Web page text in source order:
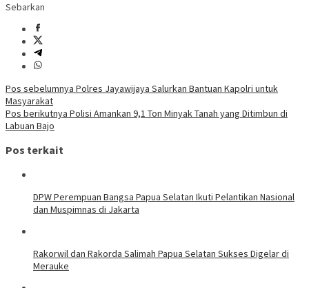
Sebarkan
Navigasi
pos
Pos sebelumnya Polres Jayawijaya Salurkan Bantuan Kapolri untuk
Masyarakat
Pos berikutnya Polisi Amankan 9,1 Ton Minyak Tanah yang Ditimbun di
Labuan Bajo
Pos terkait
DPW Perempuan Bangsa Papua Selatan Ikuti Pelantikan Nasional
dan Muspimnas di Jakarta
Rakorwil dan Rakorda Salimah Papua Selatan Sukses Digelar di
Merauke